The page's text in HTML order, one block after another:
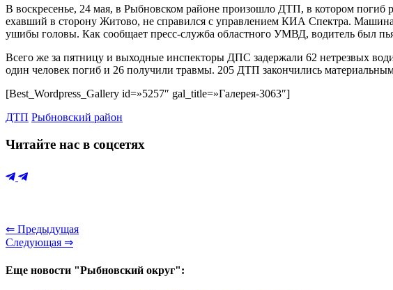
В воскресенье, 24 мая, в Рыбновском районе произошло ДТП, в котором погиб
ехавший в сторону Житово, не справился с управлением КИА Спектра. Машина
ушибы головы. Как сообщает пресс-служба областного УМВД, водитель был
Всего же за пятницу и выходные инспекторы ДПС задержали 62 нетрезвых
один человек погиб и 26 получили травмы. 205 ДТП закончились
[Best_Wordpress_Gallery id=»5257″ gal_title=»Галерея-3063″]
ДТП Рыбновский район
Читайте нас в соцсетях
⇐ Предыдущая
Следующая ⇒
Еще новости "Рыбновский округ":